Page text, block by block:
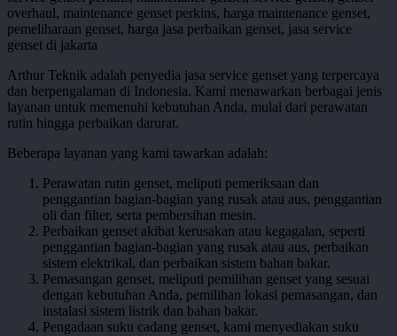
3
Arthur Teknik adalah penyedia jasa service genset yang terpercaya
dan berpengalaman di Indonesia. Kami menawarkan berbagai jenis
layanan untuk memenuhi kebutuhan Anda, mulai dari perawatan
rutin hingga perbaikan darurat.
Beberapa layanan yang kami tawarkan adalah:
Perawatan rutin genset, meliputi pemeriksaan dan
penggantian bagian-bagian yang rusak atau aus, penggantian
oli dan filter, serta pembersihan mesin.
Perbaikan genset akibat kerusakan atau kegagalan, seperti
penggantian bagian-bagian yang rusak atau aus, perbaikan
sistem elektrikal, dan perbaikan sistem bahan bakar.
Pemasangan genset, meliputi pemilihan genset yang sesuai
dengan kebutuhan Anda, pemilihan lokasi pemasangan, dan
instalasi sistem listrik dan bahan bakar.
Pengadaan suku cadang genset, kami menyediakan suku